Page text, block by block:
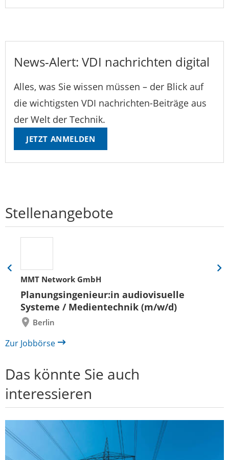
News-Alert: VDI nachrichten digital
Alles, was Sie wissen müssen – der Blick auf
die wichtigsten VDI nachrichten-Beiträge aus
der Welt der Technik.
JETZT ANMELDEN
Stellenangebote
MMT Network GmbH
Planungsingenieur:in audiovisuelle
Systeme / Medientechnik (m/w/d)
Berlin
Eine
Folie
zurück
Eine
Zur Jobbörse
Das könnte Sie auch
interessieren